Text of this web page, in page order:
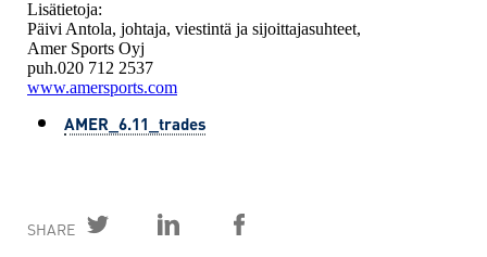
Lisätietoja:
Päivi Antola, johtaja, viestintä ja sijoittajasuhteet,
Amer Sports Oyj
puh.020 712 2537
www.amersports.com
AMER_6.11_trades
SHARE